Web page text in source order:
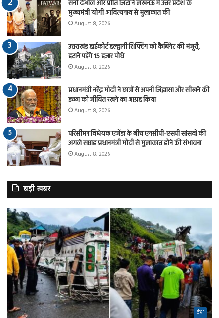
सनी देओल और प्रीति जिंटा ने लखनऊ में उत्तर प्रदेश के
मुख्यमंत्री योगी आदित्यनाथ से मुलाकात की
August 8, 2026
उत्तराखंड हाईकोर्ट हल्द्वानी शिफ्टिंग को कैबिनेट की मंजूरी,
हटाने पड़ेंगे 15 हजार पौधे
August 8, 2026
प्रधानमंत्री नरेंद्र मोदी ने छात्रों से अपनी जिज्ञासा और सीखने की
इच्छा को जीवित रखने का आग्रह किया
August 8, 2026
परिसीमन विधेयक एजेंडा के बीच एनसीपी-एसपी सांसदों की
अगले सप्ताह प्रधानमंत्री मोदी से मुलाकात होने की संभावना
August 8, 2026
बड़ी खबर
देश